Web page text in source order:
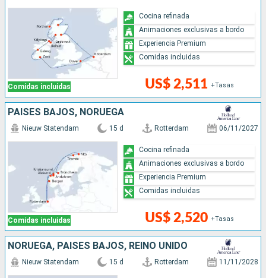
Comidas incluidas US$ 2,511 +Tasas
Cocina refinada
Animaciones exclusivas a bordo
Experiencia Premium
Comidas incluidas
PAISES BAJOS, NORUEGA
Comidas incluidas
Nieuw Statendam 15 d Rotterdam 06/11/2027
US$ 2,520 +Tasas
Cocina refinada
Animaciones exclusivas a bordo
Experiencia Premium
Comidas incluidas
NORUEGA, PAISES BAJOS, REINO UNIDO
Nieuw Statendam 15 d Rotterdam 11/11/2028